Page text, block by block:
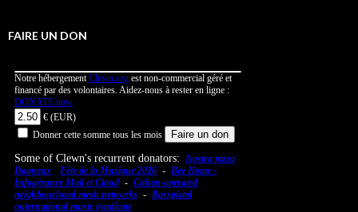
FAIRE UN DON